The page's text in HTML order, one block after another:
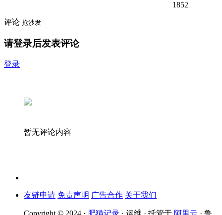
1852
评论 抢沙发
请登录后发表评论
登录
暂无评论内容
友链申请 免责声明 广告合作 关于我们
Copyright © 2024 · 肥猫记录 · 运维 · 托管于 阿里云 · 鲁